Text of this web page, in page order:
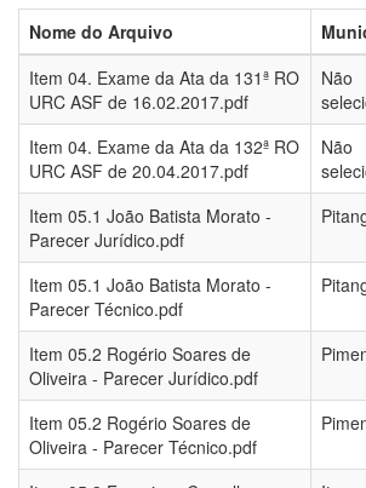
Nome do Arquivo
Item 04. Exame da Ata da 131ª RO
URC ASF de 16.02.2017.pdf
Não
Item 04. Exame da Ata da 132ª RO
URC ASF de 20.04.2017.pdf
Não
Item 05.1 João Batista Morato -
Parecer Jurídico.pdf
Item 05.1 João Batista Morato -
Parecer Técnico.pdf
Item 05.2 Rogério Soares de
Oliveira - Parecer Jurídico.pdf
Item 05.2 Rogério Soares de
Oliveira - Parecer Técnico.pdf